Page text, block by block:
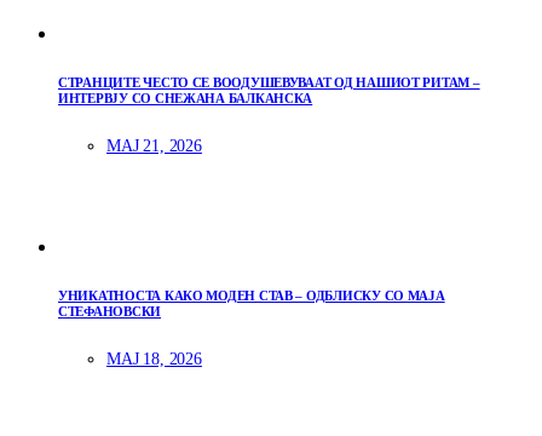
СТРАНЦИТЕ ЧЕСТО СЕ ВООДУШЕВУВААТ ОД НАШИОТ РИТАМ –
ИНТЕРВЈУ СО СНЕЖАНА БАЛКАНСКА
МАЈ 21, 2026
УНИКАТНОСТА КАКО МОДЕН СТАВ – ОДБЛИСКУ СО МАЈА
СТЕФАНОВСКИ
МАЈ 18, 2026